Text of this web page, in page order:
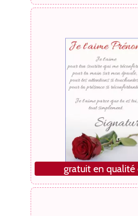
gratuit en qualité